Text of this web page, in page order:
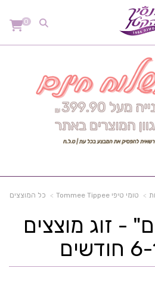
0
טומי טיפי Tommee Tippee כל המוצצים
- זוג מוצצים